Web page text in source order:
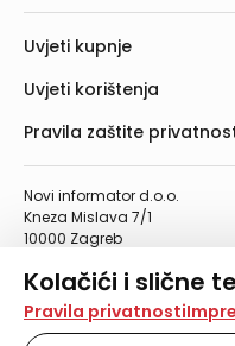
Kolačići i slične
Na našoj web stranici
tehnologije za pohranu,
Pravila privatnosti
Novi informator d.o.o.
Kneza Mislava 7/1
10000 Zagreb
Telefaks: 01/4612-553
info@informator.hr
Uvjeti kupnje
Uvjeti korištenja
Pravila zaštite